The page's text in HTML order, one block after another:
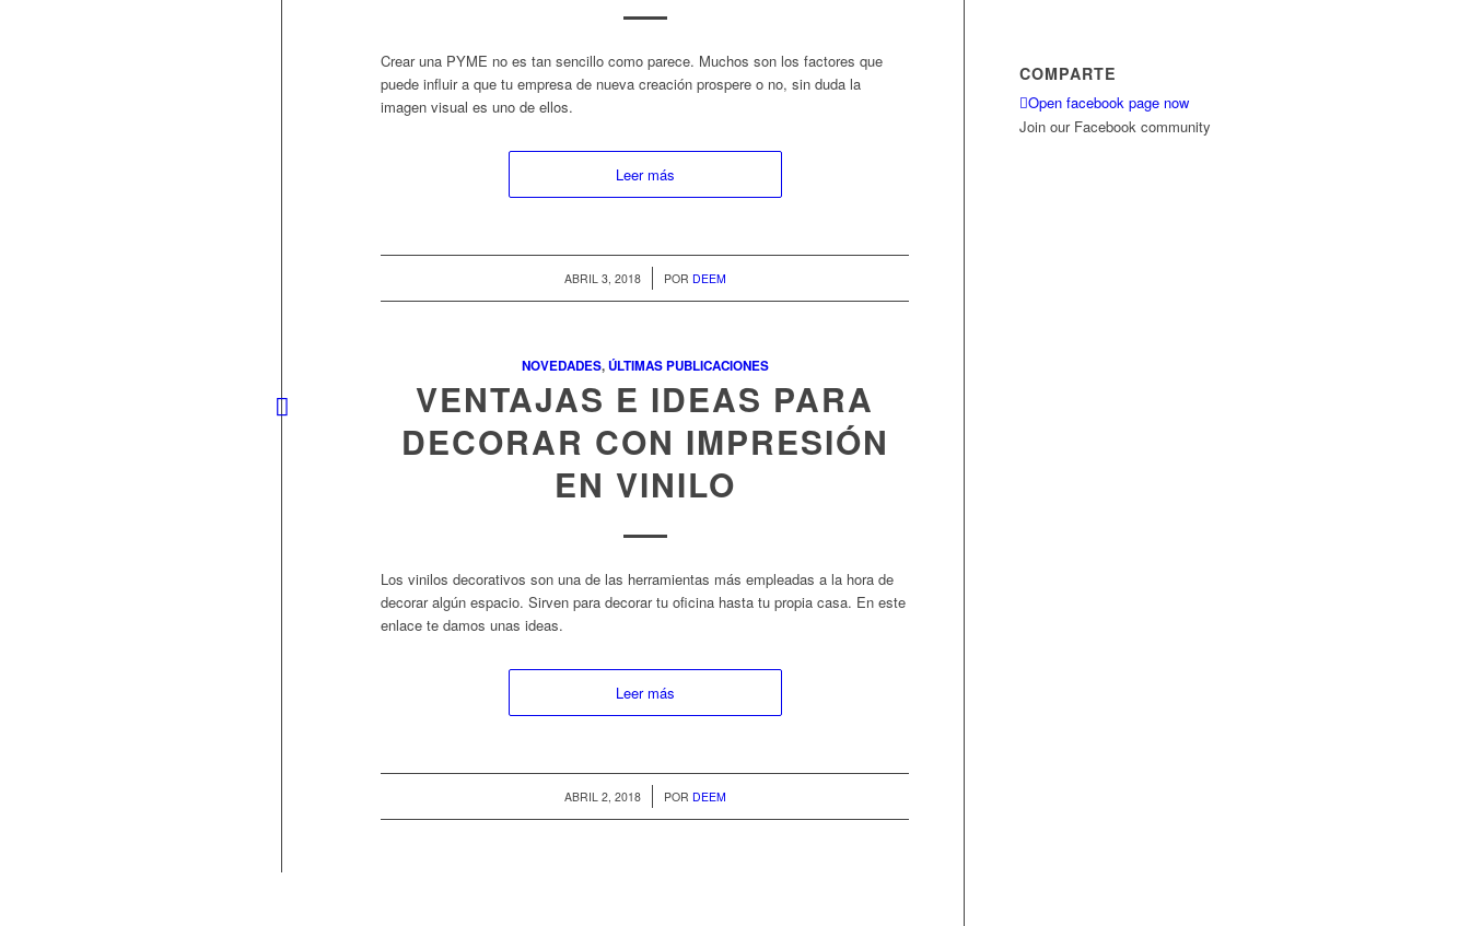
Crear una PYME no es tan sencillo como parece. Muchos son los factores que
puede influir a que tu empresa de nueva creación prospere o no, sin duda la
imagen visual es uno de ellos.
Leer más
ABRIL 3, 2018
/ POR DEEM
NOVEDADES,ÚLTIMAS PUBLICACIONES
VENTAJAS E IDEAS PARA
DECORAR CON IMPRESIÓN
EN VINILO
Los vinilos decorativos son una de las herramientas más empleadas a la hora de
decorar algún espacio. Sirven para decorar tu oficina hasta tu propia casa. En este
enlace te damos unas ideas.
Leer más
ABRIL 2, 2018
/ POR DEEM
COMPARTE
Open facebook page now
Join our Facebook community